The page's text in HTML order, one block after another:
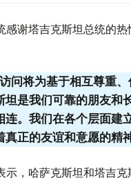
感谢塔吉克斯坦总统的
问将为基于相互尊重
坦是我们可靠的朋友和
连。我们在各个层面建
真正的友谊和意愿的精
示，哈萨克斯坦和塔吉